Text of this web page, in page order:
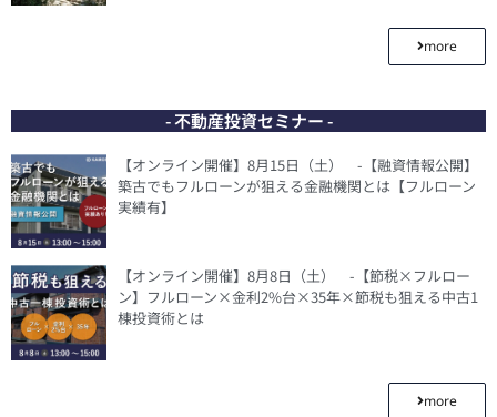
more
- 不動産投資セミナー -
【オンライン開催】8月15日（土） -【融資情報公開】
築古でもフルローンが狙える金融機関とは【フルローン
実績有】
【オンライン開催】8月8日（土） -【節税×フルロー
ン】フルローン×金利2%台×35年×節税も狙える中古1
棟投資術とは
more